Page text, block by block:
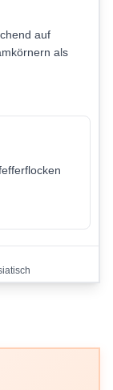
auf
als